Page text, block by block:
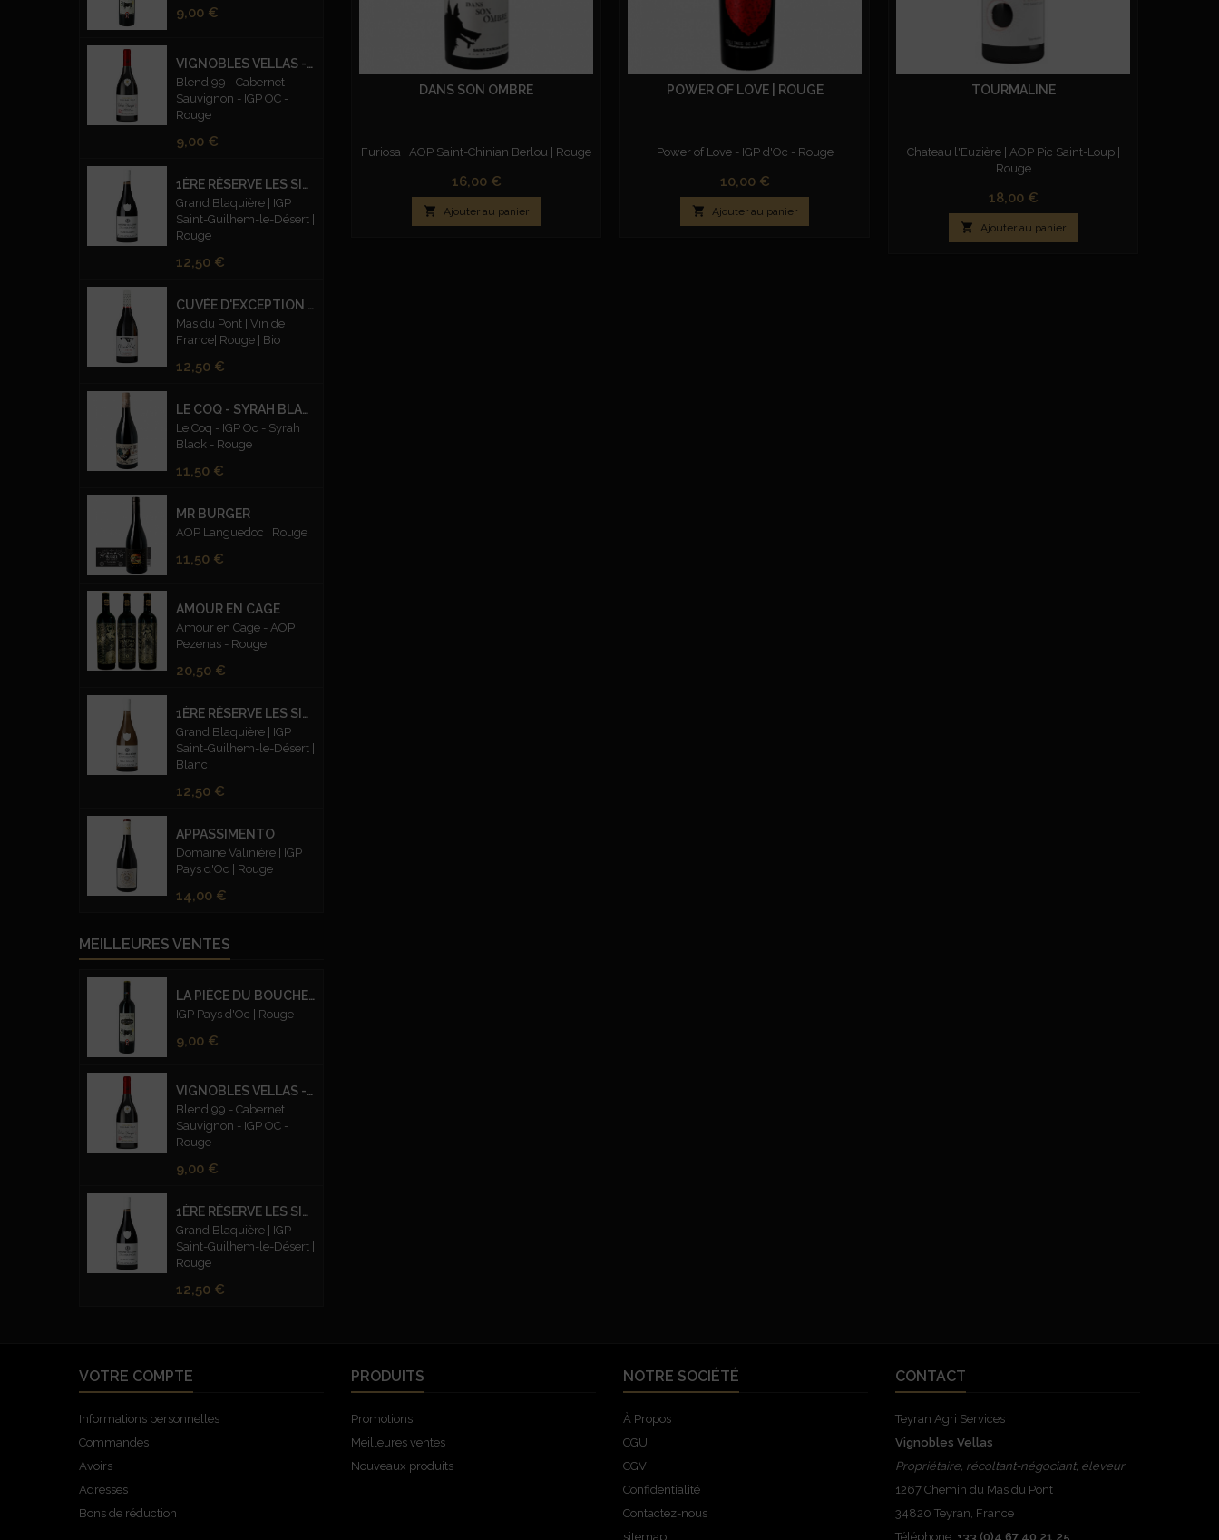
Prix
9,00 €
VIGNOBLES VELLAS - CUVEE PRESTIGE BLEND 99 CABERNET SAUVIGNON – ROUGE
Blend 99 - Cabernet
Sauvignon - IGP OC -
Rouge
Prix
9,00 €
1ÈRE RÉSERVE LES SILEX FUMÉS ROUGE
Grand Blaquière | IGP
Saint-Guilhem-le-Désert |
Rouge
Prix
12,50 €
CUVÉE D'EXCEPTION CARMIN - BIO
Mas du Pont | Vin de
France| Rouge | Bio
Prix
12,50 €
LE COQ - SYRAH BLACK ROUGE
Le Coq - IGP Oc - Syrah
Black - Rouge
Prix
11,50 €
MR BURGER
AOP Languedoc | Rouge
Prix
11,50 €
AMOUR EN CAGE
Amour en Cage - AOP
Pezenas - Rouge
Prix
20,50 €
1ÈRE RÉSERVE LES SILEX FUMÉS BLANC
Grand Blaquière | IGP
Saint-Guilhem-le-Désert |
Blanc
Prix
12,50 €
APPASSIMENTO
Domaine Valinière | IGP
Pays d'Oc | Rouge
Prix
14,00 €
MEILLEURES VENTES
LA PIÈCE DU BOUCHER
IGP Pays d'Oc | Rouge
Prix
9,00 €
VIGNOBLES VELLAS - CUVEE PRESTIGE BLEND 99 CABERNET SAUVIGNON – ROUGE
Blend 99 - Cabernet
Sauvignon - IGP OC -
Rouge
Prix
9,00 €
1ÈRE RÉSERVE LES SILEX FUMÉS ROUGE
Grand Blaquière | IGP
Saint-Guilhem-le-Désert |
Rouge
Prix
12,50 €
DANS SON OMBRE
Furiosa | AOP Saint-Chinian Berlou | Rouge
Prix
16,00 €
 Ajouter au panier
POWER OF LOVE | ROUGE
Power of Love - IGP d'Oc - Rouge
Prix
10,00 €
 Ajouter au panier
TOURMALINE
Chateau l'Euzière | AOP Pic Saint-Loup |
Rouge
Prix
18,00 €
 Ajouter au panier
VOTRE COMPTE
Informations personnelles
Commandes
Avoirs
Adresses
Bons de réduction
PRODUITS
Promotions
Meilleures ventes
Nouveaux produits
NOTRE SOCIÉTÉ
À Propos
CGU
CGV
Confidentialité
Contactez-nous
sitemap
CONTACT
Teyran Agri Services
Vignobles Vellas
Propriétaire, récoltant-négociant, éleveur
1267 Chemin du Mas du Pont
34820 Teyran, France
Téléphone: +33 (0)4 67 40 21 25